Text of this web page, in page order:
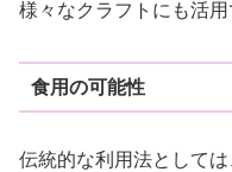
様々なクラフトにも活用
食用の可能性
伝統的な利用法として